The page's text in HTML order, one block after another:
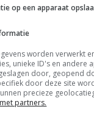
China scherpt
16:25
in Canada:
op een apparaat
worden verwerkt
unieke ID's en andere
door, geopend
door deze site
precieze
partners.